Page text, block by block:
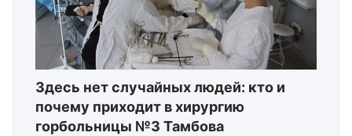
Здесь нет случайных людей: кто и
почему приходит в хирургию
горбольницы №3 Тамбова